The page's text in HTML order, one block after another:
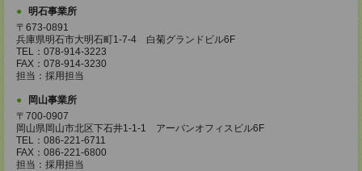
明石事業所
〒673-0891
兵庫県明石市大明石町1-7-4 白菊グランドビル6F
TEL：078-914-3223
FAX：078-914-3230
担当：採用担当
岡山事業所
〒700-0907
岡山県岡山市北区下石井1-1-1 アーバンオフィスビル6F
TEL：086-221-6711
FAX：086-221-6800
担当：採用担当